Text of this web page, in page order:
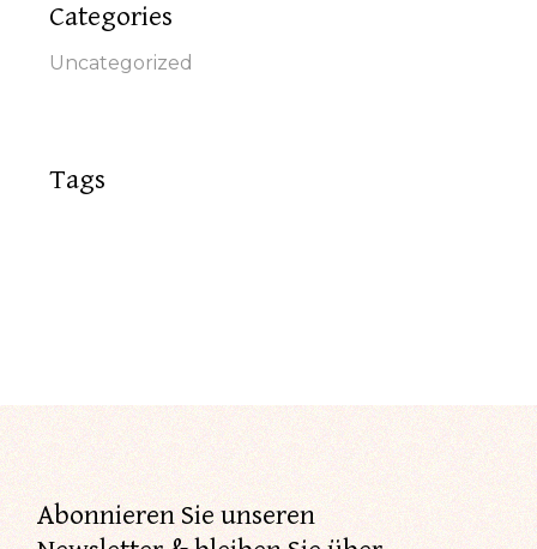
Categories
Uncategorized
Tags
Abonnieren Sie unseren